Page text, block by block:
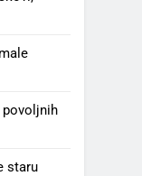
staru